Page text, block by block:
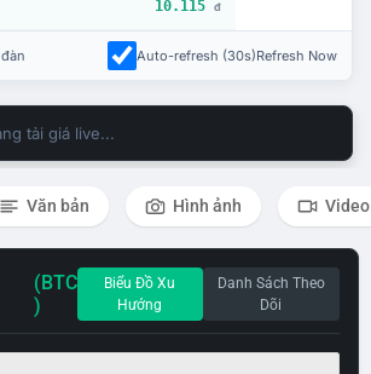
10.115 đ
Auto-refresh (30s)Refresh Now
tải giá live...
Văn bản Hình ảnh Video
(BTC
)
Biểu Đồ Xu
Hướng
Danh Sách Theo
Dõi